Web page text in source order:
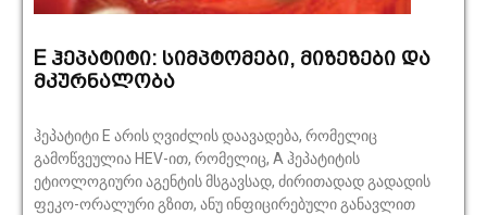
E ჰეპატიტი: სიმპტომები, მიზეზები და
მკურნალობა
ჰეპატიტი E არის ღვიძლის დაავადება, რომელიც
გამოწვეულია HEV-ით, რომელიც, A ჰეპატიტის
ეტიოლოგიური აგენტის მსგავსად, ძირითადად გადადის
ფეკო-ორალური გზით, ანუ ინფიცირებული განავლით